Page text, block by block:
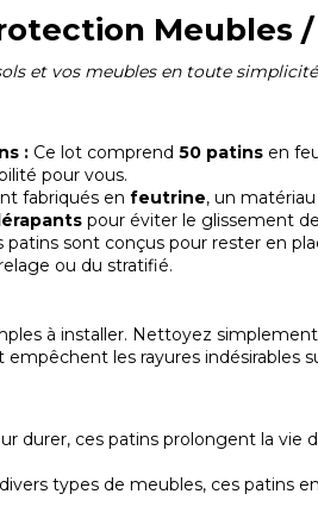
Meubles
et vos meubles en toute
: Ce lot comprend50 patins en
pour vous.
fabriqués enfeutrine, un
pour éviter le glissement
patins sont conçus pour rester en
ou du stratifié.
à installer. Nettoyez
les rayures indésirables
durer, ces patins prolongent la
types de meubles, ces patins